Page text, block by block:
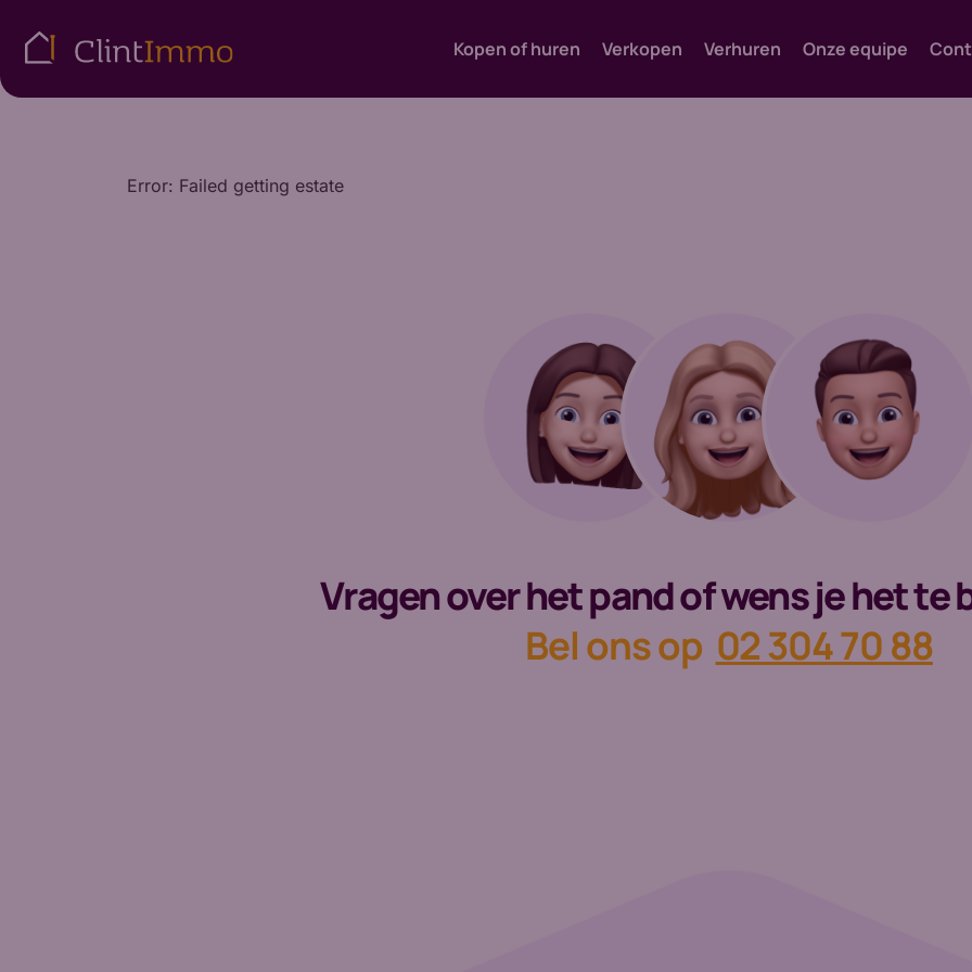
Kopen of huren Verkopen Verhuren Onze equipe
Error: Failed getting estate
Vragen over het pand of wens je het te
Bel ons op 02 304 70 88